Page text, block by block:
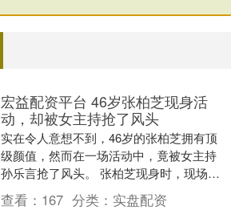
宏益配资平台 46岁张柏芝现身活
动，却被女主持抢了风头
实在令人意想不到，46岁的张柏芝拥有顶
级颜值，然而在一场活动中，竟被女主持
孙乐言抢了风头。 张柏芝现身时，现场欢
呼声震耳欲聋，她身着白色衬衫开衫搭配
半身裙，未施....
查看： 167 分类： 实盘配资